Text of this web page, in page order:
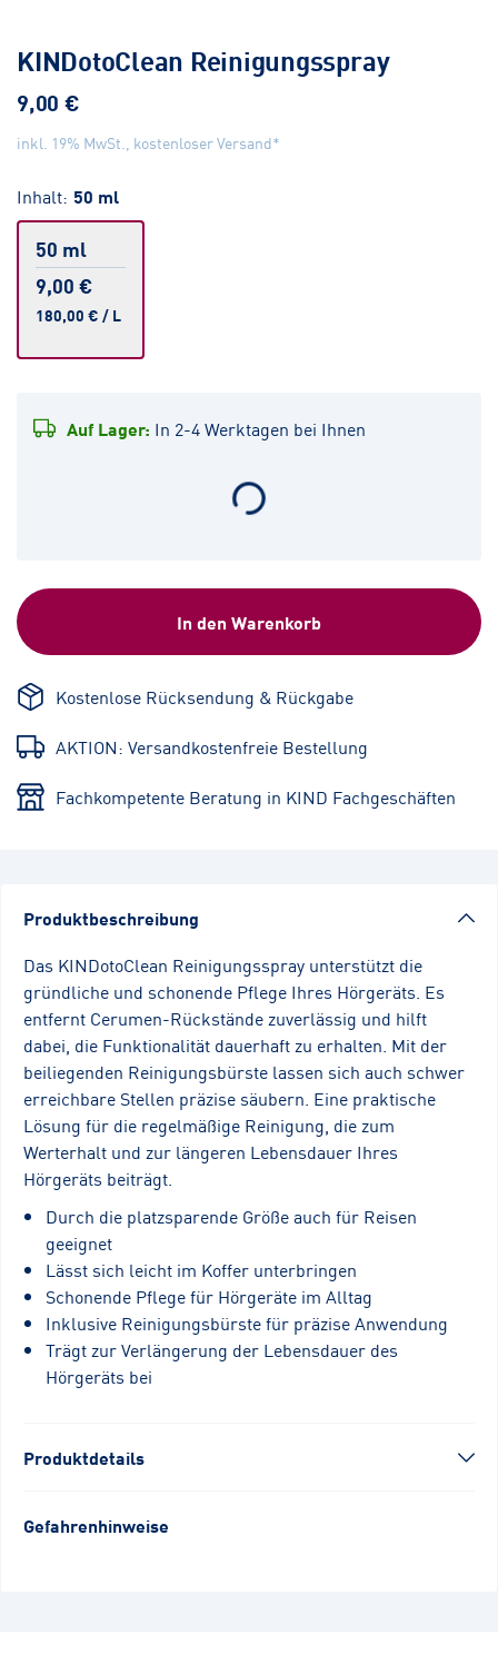
KINDotoClean Reinigungsspray
9,00 €
inkl. 19% MwSt., kostenloser Versand*
Inhalt: 50 ml
50 ml
9,00 €
180,00 € / L
Auf Lager: In 2-4 Werktagen bei Ihnen
In den Warenkorb
Kostenlose Rücksendung & Rückgabe
AKTION: Versandkostenfreie Bestellung
Fachkompetente Beratung in KIND Fachgeschäften
Produktbeschreibung
Das KINDotoClean Reinigungsspray unterstützt die
gründliche und schonende Pflege Ihres Hörgeräts. Es
entfernt Cerumen-Rückstände zuverlässig und hilft
dabei, die Funktionalität dauerhaft zu erhalten. Mit der
beiliegenden Reinigungsbürste lassen sich auch schwer
erreichbare Stellen präzise säubern. Eine praktische
Lösung für die regelmäßige Reinigung, die zum
Werterhalt und zur längeren Lebensdauer Ihres
Hörgeräts beiträgt.
Durch die platzsparende Größe auch für Reisen
geeignet
Lässt sich leicht im Koffer unterbringen
Schonende Pflege für Hörgeräte im Alltag
Inklusive Reinigungsbürste für präzise Anwendung
Trägt zur Verlängerung der Lebensdauer des
Hörgeräts bei
Produktdetails
Gefahrenhinweise